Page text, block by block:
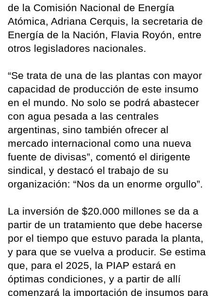
de la Comisión Nacional de Energía
Atómica, Adriana Cerquis, la secretaria de
Energía de la Nación, Flavia Royón, entre
otros legisladores nacionales.
“Se trata de una de las plantas con mayor
capacidad de producción de este insumo
en el mundo. No solo se podrá abastecer
con agua pesada a las centrales
argentinas, sino también ofrecer al
mercado internacional como una nueva
fuente de divisas”, comentó el dirigente
sindical, y destacó el trabajo de su
organización: “Nos da un enorme orgullo”.
La inversión de $20.000 millones se da a
partir de un tratamiento que debe hacerse
por el tiempo que estuvo parada la planta,
y para que se vuelva a producir. Se estima
que, para el 2025, la PIAP estará en
óptimas condiciones, y a partir de allí
comenzará la importación de insumos para